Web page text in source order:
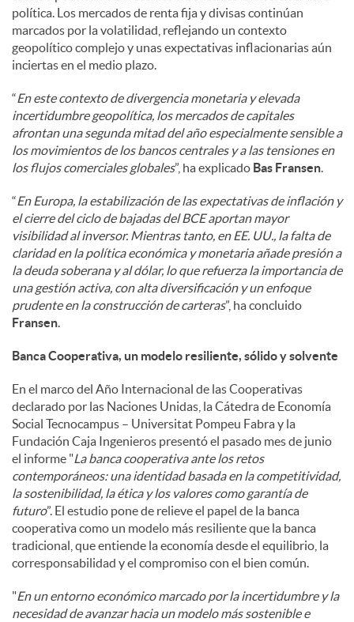
política. Los mercados de renta fija y divisas continúan
marcados por la volatilidad, reflejando un contexto
geopolítico complejo y unas expectativas inflacionarias aún
inciertas en el medio plazo.
“En este contexto de divergencia monetaria y elevada
incertidumbre geopolítica, los mercados de capitales
afrontan una segunda mitad del año especialmente sensible a
los movimientos de los bancos centrales y a las tensiones en
los flujos comerciales globales”, ha explicado Bas Fransen
“En Europa, la estabilización de las expectativas de inflación y
el cierre del ciclo de bajadas del BCE aportan mayor
visibilidad al inversor. Mientras tanto, en EE. UU., la falta de
claridad en la política económica y monetaria añade presión a
la deuda soberana y al dólar, lo que refuerza la importancia de
una gestión activa, con alta diversificación y un enfoque
prudente en la construcción de carteras”, ha concluido
Fransen
Banca Cooperativa, un modelo resiliente, sólido y solvente
En el marco del Año Internacional de las Cooperativas
declarado por las Naciones Unidas, la Cátedra de Economía
Social Tecnocampus – Universitat Pompeu Fabra y la
Fundación Caja Ingenieros presentó el pasado mes de junio
el informe "La banca cooperativa ante los retos
contemporáneos: una identidad basada en la competitividad,
la sostenibilidad, la ética y los valores como garantía de
futuro”. El estudio pone de relieve el papel de la banca
cooperativa como un modelo más resiliente que la banca
tradicional, que entiende la economía desde el equilibrio, la
corresponsabilidad y el compromiso con el bien común.
"En un entorno económico marcado por la incertidumbre y la
necesidad de avanzar hacia un modelo más sostenible e